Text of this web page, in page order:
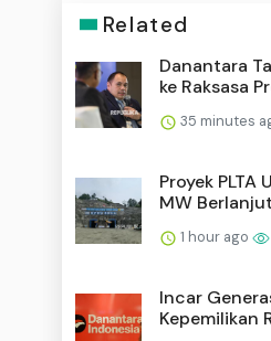
Related
Danantara
ke Raksasa
35 minutes
Proyek
MW Berlanjut
1 hour ago
Incar
Kepemilikan